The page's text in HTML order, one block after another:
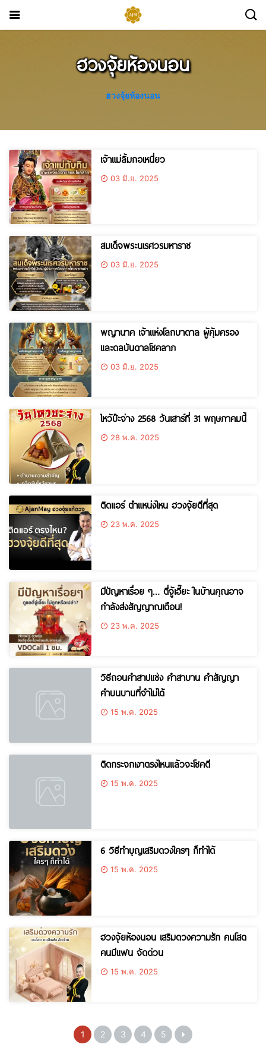
ฮวงจุ้ยห้องนอน
ฮวงจุ้ยห้องนอน
เจ้าแม่ลิ้มกอเหนี่ยว
03 มิ.ย. 2025
สมเด็จพระนเรศวรมหาราช
03 มิ.ย. 2025
พญานาค เจ้าแห่งโลกบาดาล ผู้คุ้มครอง
และดลบันดาลโชคลาภ
03 มิ.ย. 2025
ไหว้บ๊ะจ่าง 2568 วันเสาร์ที่ 31 พฤษภาคมนี้
28 พ.ค. 2025
ติดแอร์ ตำแหน่งไหน ฮวงจุ้ยดีที่สุด
23 พ.ค. 2025
มีปัญหาเรื่อย ๆ… ตี่จู้เอี๊ยะ ในบ้านคุณอาจ
กำลังส่งสัญญาณเตือน!
23 พ.ค. 2025
วิธีถอนคำสาปแช่ง คำสาบาน คำสัญญา
คำบนบานที่จำไม่ได้
15 พ.ค. 2025
ติดกระจกเงาตรงไหนแล้วจะโชคดี
15 พ.ค. 2025
6 วิธีทำบุญเสริมดวงใครๆ ก็ทำได้
15 พ.ค. 2025
ฮวงจุ้ยห้องนอน เสริมดวงความรัก คนโสด
คนมีแฟน จัดด่วน
15 พ.ค. 2025
1 2 3 4 5